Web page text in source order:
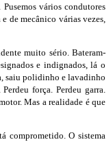
vários condutores
de mecânico várias vezes,
muito sério. Bateram-
e indignados, lá o
saiu polidinho e lavadinho
força. Perdeu garra.
Mas a realidade é que
comprometido. O sistema